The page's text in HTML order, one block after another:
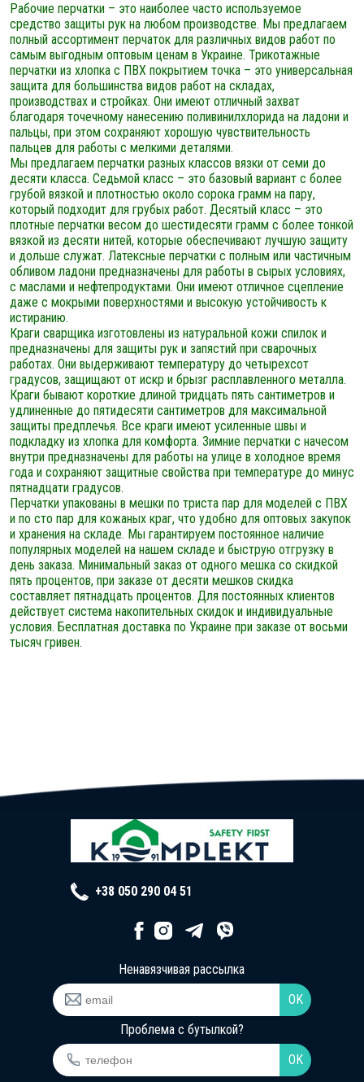
Рабочие перчатки – это наиболее часто используемое
средство защиты рук на любом производстве. Мы предлагаем
полный ассортимент перчаток для различных видов работ по
самым выгодным оптовым ценам в Украине. Трикотажные
перчатки из хлопка с ПВХ покрытием точка – это универсальная
защита для большинства видов работ на складах,
производствах и стройках. Они имеют отличный захват
благодаря точечному нанесению поливинилхлорида на ладони и
пальцы, при этом сохраняют хорошую чувствительность
пальцев для работы с мелкими деталями.
Мы предлагаем перчатки разных классов вязки от семи до
десяти класса. Седьмой класс – это базовый вариант с более
грубой вязкой и плотностью около сорока грамм на пару,
который подходит для грубых работ. Десятый класс – это
плотные перчатки весом до шестидесяти грамм с более тонкой
вязкой из десяти нитей, которые обеспечивают лучшую защиту
и дольше служат. Латексные перчатки с полным или частичным
обливом ладони предназначены для работы в сырых условиях,
с маслами и нефтепродуктами. Они имеют отличное сцепление
даже с мокрыми поверхностями и высокую устойчивость к
истиранию.
Краги сварщика изготовлены из натуральной кожи спилок и
предназначены для защиты рук и запястий при сварочных
работах. Они выдерживают температуру до четырехсот
градусов, защищают от искр и брызг расплавленного металла.
Краги бывают короткие длиной тридцать пять сантиметров и
удлиненные до пятидесяти сантиметров для максимальной
защиты предплечья. Все краги имеют усиленные швы и
подкладку из хлопка для комфорта. Зимние перчатки с начесом
внутри предназначены для работы на улице в холодное время
года и сохраняют защитные свойства при температуре до минус
пятнадцати градусов.
Перчатки упакованы в мешки по триста пар для моделей с ПВХ
и по сто пар для кожаных краг, что удобно для оптовых закупок
и хранения на складе. Мы гарантируем постоянное наличие
популярных моделей на нашем складе и быструю отгрузку в
день заказа. Минимальный заказ от одного мешка со скидкой
пять процентов, при заказе от десяти мешков скидка
составляет пятнадцать процентов. Для постоянных клиентов
действует система накопительных скидок и индивидуальные
условия. Бесплатная доставка по Украине при заказе от восьми
тысяч гривен.
+38 050 290 04 51
Ненавязчивая рассылка
Проблема с бутылкой?